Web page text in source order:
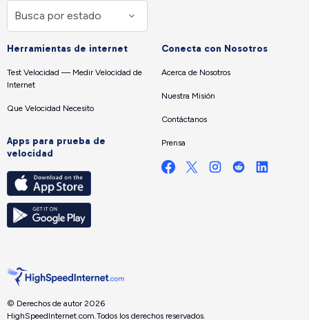
Herramientas de internet
Test Velocidad — Medir Velocidad de
Internet
Que Velocidad Necesito
Apps para prueba de
velocidad
Conecta con Nosotros
Acerca de Nosotros
Nuestra Misión
Contáctanos
Prensa
© Derechos de autor 2026
HighSpeedInternet.com. Todos los derechos reservados.